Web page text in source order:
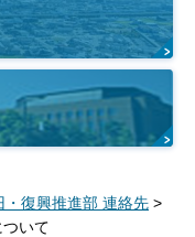
・復興推進部 連絡先 >
いて